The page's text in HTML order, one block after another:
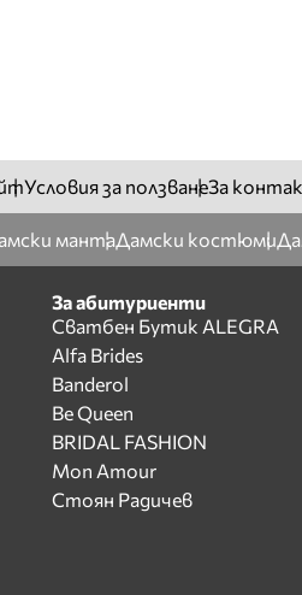
Условия за ползванеЗа
мантаДамски костюми
За абитуриенти
Сватбен Бутик ALEGRA
Alfa Brides
Banderol
Be Queen
BRIDAL FASHION
Mon Amour
Стоян Радичев